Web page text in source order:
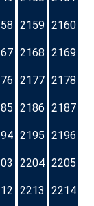
2159 2160
2168 2169
2177 2178
2186 2187
2195 2196
2204 2205
2213 2214